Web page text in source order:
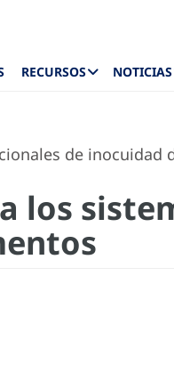
RECURSOS NOTICIAS
de inocuidad
los